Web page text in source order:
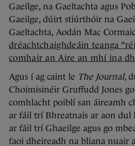
Gaeilge, na Gaeltachta agus
Gaeilge, dúirt stiúrthóir na
Gaeltachta, Aodán Mac
dréachtchaighdeáin teanga
comhair an Aire an mhí ina
Agus í ag caint le The Journal,
Choimisinéir Gruffudd Jones
comhlacht poiblí san áireamh
ar fáil trí Bhreatnais ar aon dul
ar fáil trí Ghaeilge agus go
faoi dheireadh na bliana nuair